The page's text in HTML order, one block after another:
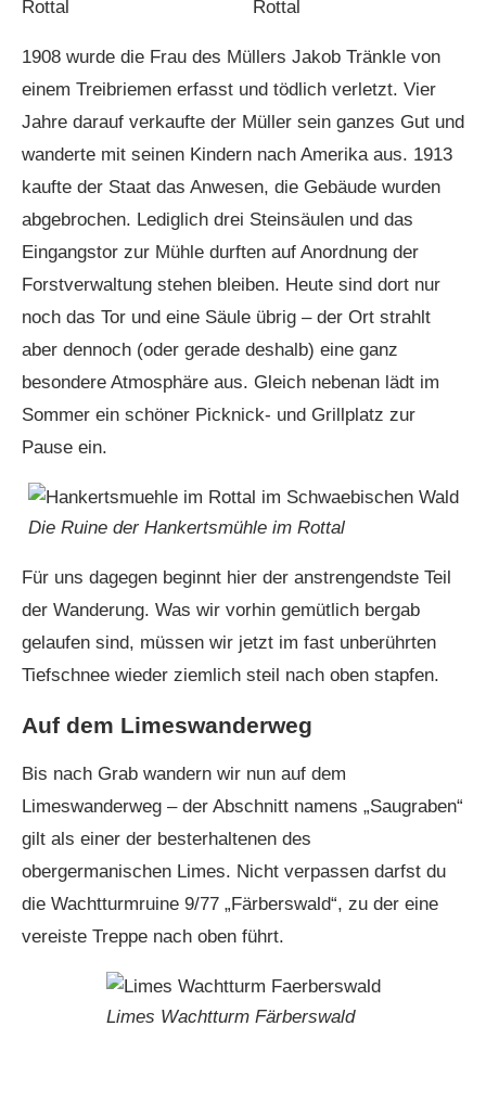
1908 wurde die Frau des Müllers Jakob Tränkle von
einem Treibriemen erfasst und tödlich verletzt. Vier
Jahre darauf verkaufte der Müller sein ganzes Gut und
wanderte mit seinen Kindern nach Amerika aus. 1913
kaufte der Staat das Anwesen, die Gebäude wurden
abgebrochen. Lediglich drei Steinsäulen und das
Eingangstor zur Mühle durften auf Anordnung der
Forstverwaltung stehen bleiben. Heute sind dort nur
noch das Tor und eine Säule übrig – der Ort strahlt
aber dennoch (oder gerade deshalb) eine ganz
besondere Atmosphäre aus. Gleich nebenan lädt im
Sommer ein schöner Picknick- und Grillplatz zur
Pause ein.
Die Ruine der Hankertsmühle im Rottal
Für uns dagegen beginnt hier der anstrengendste Teil
der Wanderung. Was wir vorhin gemütlich bergab
gelaufen sind, müssen wir jetzt im fast unberührten
Tiefschnee wieder ziemlich steil nach oben stapfen.
Auf dem Limeswanderweg
Bis nach Grab wandern wir nun auf dem
Limeswanderweg – der Abschnitt namens „Saugraben“
gilt als einer der besterhaltenen des
obergermanischen Limes. Nicht verpassen darfst du
die Wachtturmruine 9/77 „Färberswald“, zu der eine
vereiste Treppe nach oben führt.
Limes Wachtturm Färberswald